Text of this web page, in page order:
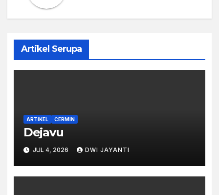
Artikel Serupa
ARTIKEL CERMIN
Dejavu
JUL 4, 2026 DWI JAYANTI